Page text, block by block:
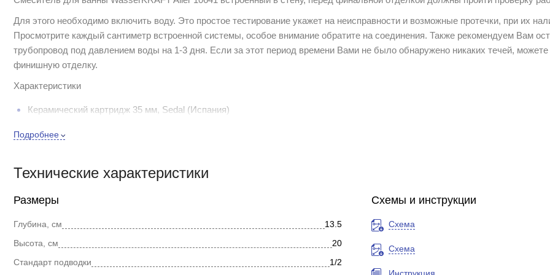
Для этого необходимо включить воду. Это простое тестирование укажет на неисправности и возможные протечки, при их
Просмотрите каждый сантиметр встроенной системы, особое внимание обратите на соединения. Также рекомендуем Вам
трубопровод под давлением воды на 1-3 дня. Если за этот период времени Вами не было обнаружено никаких течей, можете
финишную отделку.
Характеристики
Керамический картридж 35 мм, Sedal (Испания)
Материалы - латунь, хромоникелевое покрытие
Максимальное давление - 9 Bar
Рабочая температура - opt. 65°, max 90°
Ресурс керамических картриджей и кранбуксов - 500 000 открытий/закрытий.
При регулярной очистке поверхностей смесителей рекомендуем применять нейтральные жидкие моющие средства.
органические растворители, абразив и разъедающие вещества (хлорные соединения, соляную, серную, азотную, уксусную
фосфорную кислоту).
Подробнее
Технические характеристики
Размеры
Глубина, см
13.5
Высота, см
20
Стандарт подводки
1/2
Схемы и инструкции
Схема
Схема